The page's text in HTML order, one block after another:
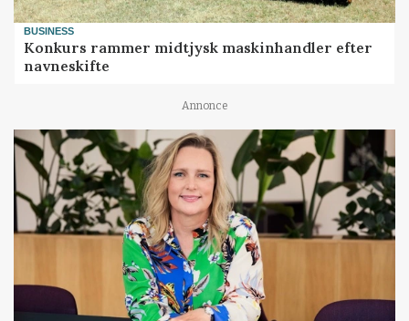
BUSINESS
Konkurs rammer midtjysk maskinhandler efter
navneskifte
Annonce